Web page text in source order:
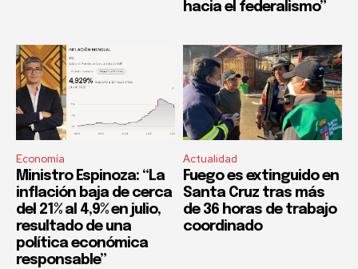
hacia el federalismo”
Economía
Ministro Espinoza: “La
inflación baja de cerca
del 21% al 4,9% en julio,
resultado de una
política económica
responsable”
Actualidad
Fuego es extinguido en
Santa Cruz tras más
de 36 horas de trabajo
coordinado